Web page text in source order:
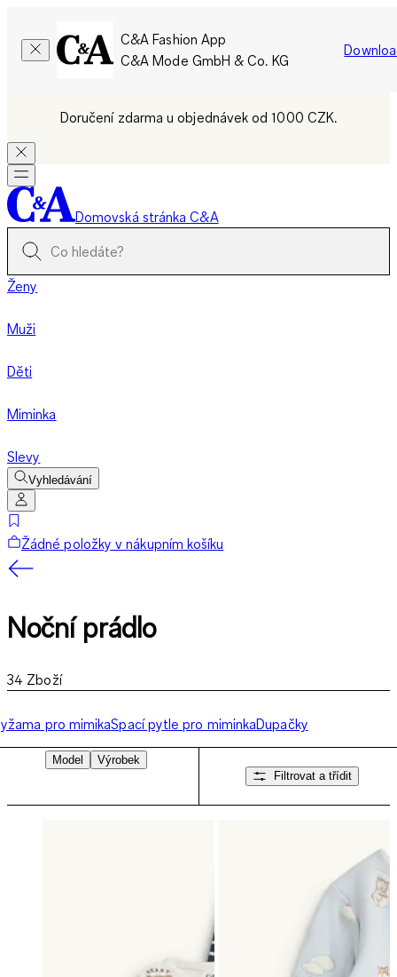
C&A Fashion App
C&A Mode GmbH & Co. KG
Doručení zdarma u objednávek od 1000 CZK.
Domovská stránka C&A
Ženy
Muži
Děti
Miminka
Slevy
Vyhledávání
Žádné položky v nákupním košíku
Noční prádlo
34 Zboží
pro mimikaSpací pytle pro miminkaDupačky
Model
Výrobek
Filtrovat a třídit